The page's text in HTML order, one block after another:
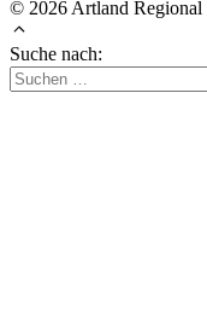
© 2026 Artland Regional
Suche nach: